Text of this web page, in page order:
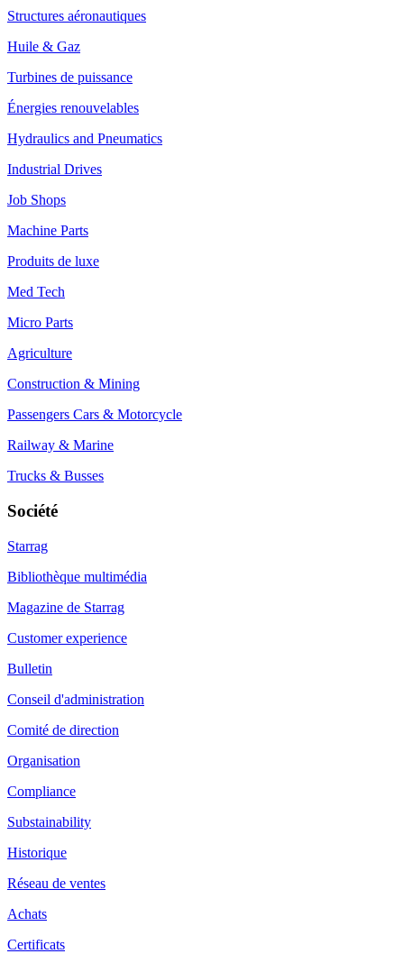
Structures aéronautiques
Huile & Gaz
Turbines de puissance
Énergies renouvelables
Hydraulics and Pneumatics
Industrial Drives
Job Shops
Machine Parts
Produits de luxe
Med Tech
Micro Parts
Agriculture
Construction & Mining
Passengers Cars & Motorcycle
Railway & Marine
Trucks & Busses
Société
Starrag
Bibliothèque multimédia
Magazine de Starrag
Customer experience
Bulletin
Conseil d'administration
Comité de direction
Organisation
Compliance
Substainability
Historique
Réseau de ventes
Achats
Certificats